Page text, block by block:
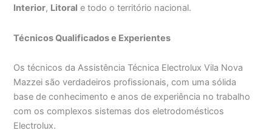
Interior, Litoral e todo o território nacional.
Técnicos Qualificados e Experientes
Os técnicos da Assistência Técnica Electrolux Vila Nova
Mazzei são verdadeiros profissionais, com uma sólida
base de conhecimento e anos de experiência no trabalho
com os complexos sistemas dos eletrodomésticos
Electrolux.